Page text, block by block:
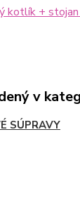
kotlík + stojan
v
SÚPRAVY